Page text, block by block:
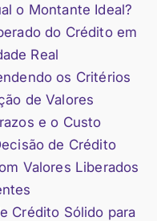
o Montante Ideal?
do Crédito em
Real
os Critérios
de Valores
e o Custo
de Crédito
Valores Liberados
Crédito Sólido para